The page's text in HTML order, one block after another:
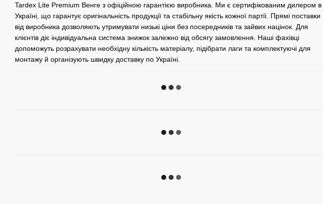
Tardex Lite Premium Венге з офіційною гарантією виробника. Ми є сертифікованим дилером в
Україні, що гарантує оригінальність продукції та стабільну якість кожної партії. Прямі поставки
від виробника дозволяють утримувати низькі ціни без посередників та зайвих націнок. Для
клієнтів діє індивідуальна система знижок залежно від обсягу замовлення. Наші фахівці
допоможуть розрахувати необхідну кількість матеріалу, підібрати лаги та комплектуючі для
монтажу й організують швидку доставку по Україні.